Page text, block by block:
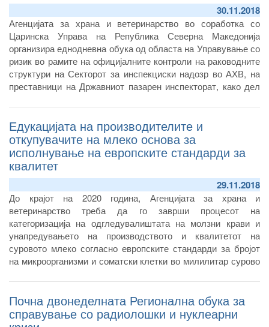
30.11.2018
Агенцијата за храна и ветеринарство во соработка со
Царинска Управа на Република Северна Македонија
организира еднодневна обука од областа на Управување со
ризик во рамите на официјалните контроли на раководните
структури на Секторот за инспекциски надозр во АХВ, на
преставници на Државниот пазарен инспекторат, како дел
Дополнителниот протокол 5 на CEFTA договорот.
Едукацијата на производителите и
откупувачите на млеко основа за
исполнување на европските стандарди за
квалитет
29.11.2018
До крајот на 2020 година, Агенцијата за храна и
ветеринарство треба да го заврши процесот на
категоризација на одгледувалиштата на молзни крави и
унапредувањето на производството и квалитетот на
суровото млеко согласно европските стандарди за бројот
на микроорганизми и соматски клетки во милилитар сурово
Почна двонеделната Регионална обука за
справување со радиолошки и нуклеарни